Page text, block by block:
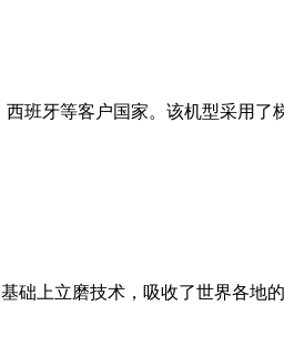
班牙等客户国家。该机型采用
础上立磨技术，吸收了世界各